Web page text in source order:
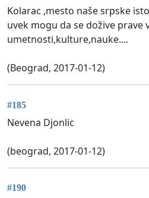
Kolarac ,mesto naše srpske
uvek mogu da se dožive prave
umetnosti,kulture,nauke....
(Beograd, 2017-01-12)
#185
Nevena Djonlic
(beograd, 2017-01-12)
#190